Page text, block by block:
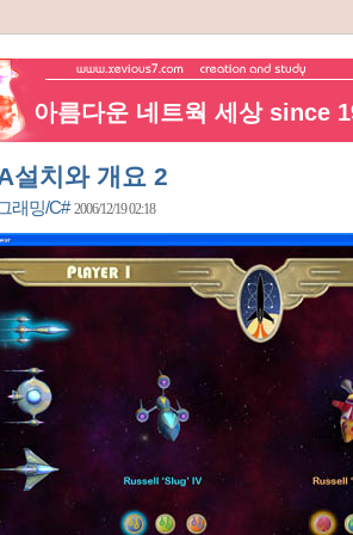
아름다운 네트웍 세상 since
설치와 개요 2
래밍/C# 2006/12/19 02:18